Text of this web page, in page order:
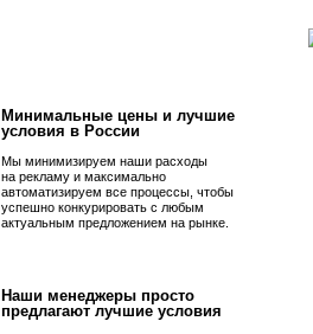
Минимальные цены и лучшие
условия в России
Мы минимизируем наши расходы
на рекламу и максимально
автоматизируем все процессы, чтобы
успешно конкурировать с любым
актуальным предложением на рынке.
Наши менеджеры просто
предлагают лучшие условия